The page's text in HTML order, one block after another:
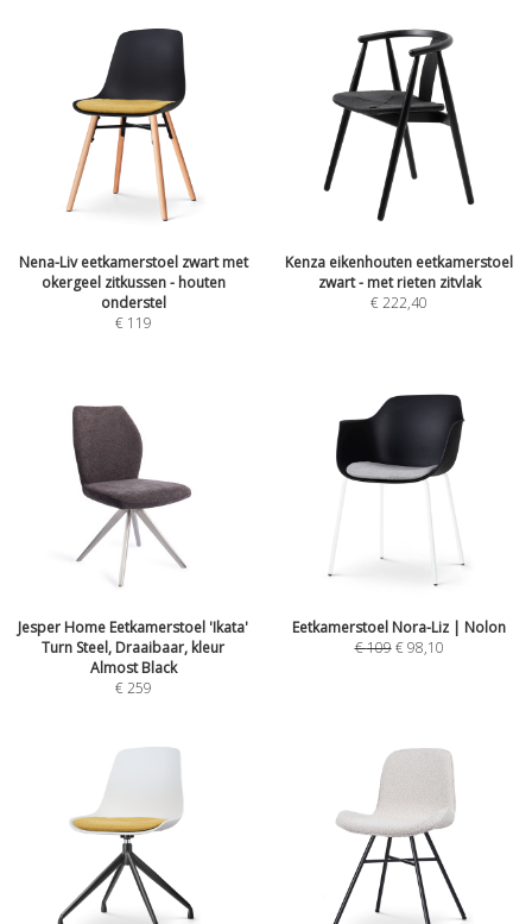
Nena-Liv eetkamerstoel zwart met
okergeel zitkussen - houten
onderstel
€ 119
Kenza eikenhouten eetkamerstoel
zwart - met rieten zitvlak
€222,40
Jesper Home Eetkamerstoel 'Ikata'
Turn Steel, Draaibaar, kleur
Almost Black
€259
Eetkamerstoel Nora-Liz | Nolon
€109 €98,10